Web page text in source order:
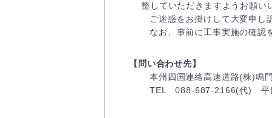
整していただきますようお願い
ご迷惑をお掛けして大変申し
なお、事前に工事実施の確認
【問い合わせ先】
本州四国連絡高速道路(株)鳴
TEL 088-687-2166(代) 平